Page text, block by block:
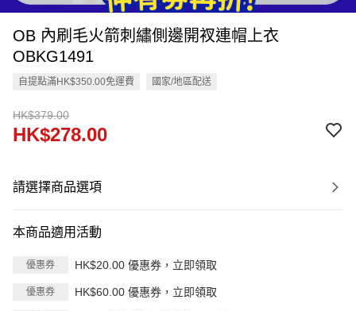
OB 內刷毛火箭刺繡側邊開衩連帽上衣
OBKG1491
自提點滿HK$350.00免運費 國家/地區配送
HK$379.00
HK$278.00
請選擇商品選項
本商品適用活動
優惠券 HK$20.00 優惠券，立即領取
優惠券 HK$60.00 優惠券，立即領取